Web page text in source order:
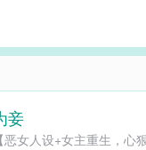
妾
【恶女人设+女主重生，心